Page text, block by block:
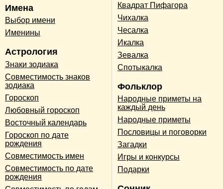
Имена
Выбор имени
Именины
Астрология
Знаки зодиака
Совместимость знаков
зодиака
Гороскоп
Любовный гороскоп
Восточный календарь
Гороскоп по дате
рождения
Совместимость имен
Совместимость по дате
рождения
Квадрат Пифагора
Чихалка
Чесалка
Икалка
Зевалка
Спотыкалка
Фольклор
Народные приметы на
каждый день
Народные приметы
Пословицы и поговорки
Загадки
Игры и конкурсы
Подарки